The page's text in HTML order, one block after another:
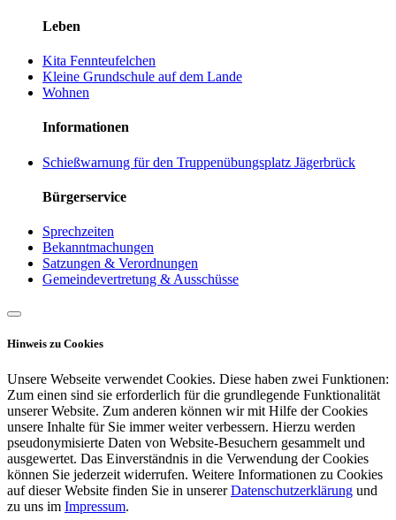
Leben
Kita Fennteufelchen
Kleine Grundschule auf dem Lande
Wohnen
Informationen
Schießwarnung für den Truppenübungsplatz Jägerbrück
Bürgerservice
Sprechzeiten
Bekanntmachungen
Satzungen & Verordnungen
Gemeindevertretung & Ausschüsse
Hinweis zu Cookies
Unsere Webseite verwendet Cookies. Diese haben zwei Funktionen:
Zum einen sind sie erforderlich für die grundlegende Funktionalität
unserer Website. Zum anderen können wir mit Hilfe der Cookies
unsere Inhalte für Sie immer weiter verbessern. Hierzu werden
pseudonymisierte Daten von Website-Besuchern gesammelt und
ausgewertet. Das Einverständnis in die Verwendung der Cookies
können Sie jederzeit widerrufen. Weitere Informationen zu Cookies
auf dieser Website finden Sie in unsererDatenschutzerklärung und
zu uns im Impressum.